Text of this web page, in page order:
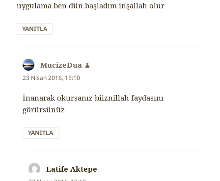
uygulama ben dün başladım inşallah olur
YANITLA
MucizeDua
23 Nisan 2016, 15:10
İnanarak okursanız biiznillah faydasını
görürsünüz
YANITLA
Latife Aktepe